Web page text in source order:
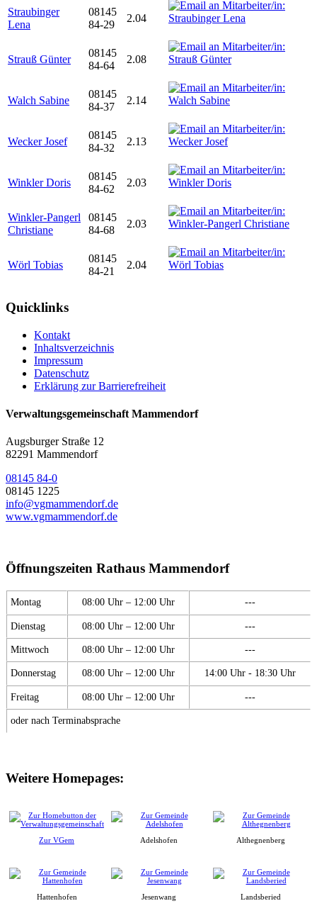
Straubinger
Lena
08145
84-29
2.04
Strauß Günter
08145
84-64
2.08
Walch Sabine
08145
84-37
2.14
Wecker Josef
08145
84-32
2.13
Winkler Doris
08145
84-62
2.03
Winkler-Pangerl
Christiane
08145
84-68
2.03
Wörl Tobias
08145
84-21
2.04
Quicklinks
Kontakt
Inhaltsverzeichnis
Impressum
Datenschutz
Erklärung zur Barrierefreiheit
Verwaltungsgemeinschaft Mammendorf
Augsburger Straße 12
82291 Mammendorf
08145 84-0
08145 1225
info@vgmammendorf.de
www.vgmammendorf.de
Öffnungszeiten Rathaus Mammendorf
Montag 08:00 Uhr – 12:00 Uhr ---
Dienstag 08:00 Uhr – 12:00 Uhr ---
Mittwoch 08:00 Uhr – 12:00 Uhr ---
Donnerstag 08:00 Uhr – 12:00 Uhr 14:00 Uhr - 18:30 Uhr
Freitag 08:00 Uhr – 12:00 Uhr ---
oder nach Terminabsprache
Weitere Homepages:
Zur VGem Adelshofen Althegnenberg
Hattenhofen Jesenwang Landsberied